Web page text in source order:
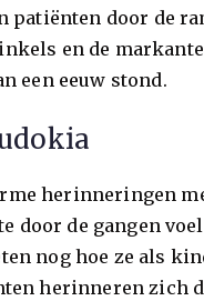
patiënten door de
en de
een eeuw stond.
herinneringen
door de gangen
nog hoe ze als
herinneren zich